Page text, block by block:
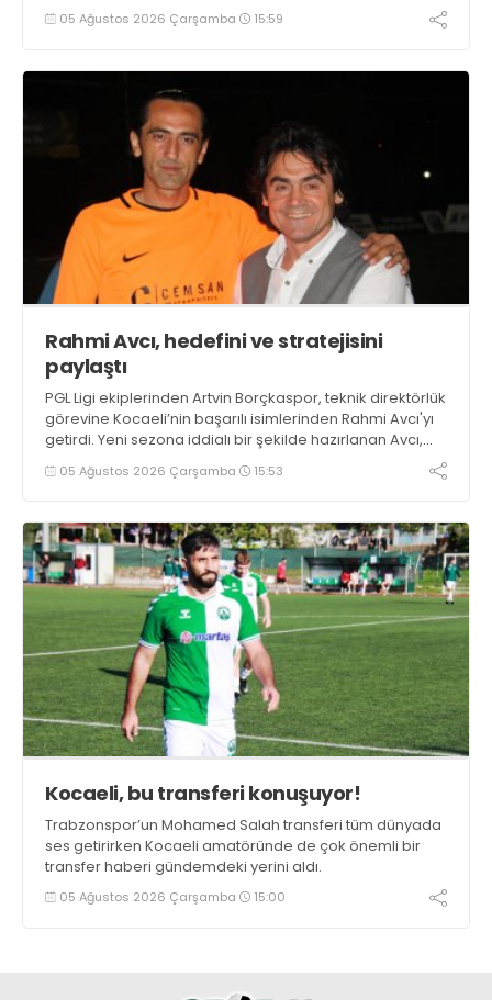
05 Ağustos 2026 Çarşamba 15:59
Rahmi Avcı, hedefini ve stratejisini
paylaştı
PGL Ligi ekiplerinden Artvin Borçkaspor, teknik direktörlük
görevine Kocaeli’nin başarılı isimlerinden Rahmi Avcı'yı
getirdi. Yeni sezona iddialı bir şekilde hazırlanan Avcı,
duygularını aktardı.
05 Ağustos 2026 Çarşamba 15:53
Kocaeli, bu transferi konuşuyor!
Trabzonspor’un Mohamed Salah transferi tüm dünyada
ses getirirken Kocaeli amatöründe de çok önemli bir
transfer haberi gündemdeki yerini aldı.
05 Ağustos 2026 Çarşamba 15:00